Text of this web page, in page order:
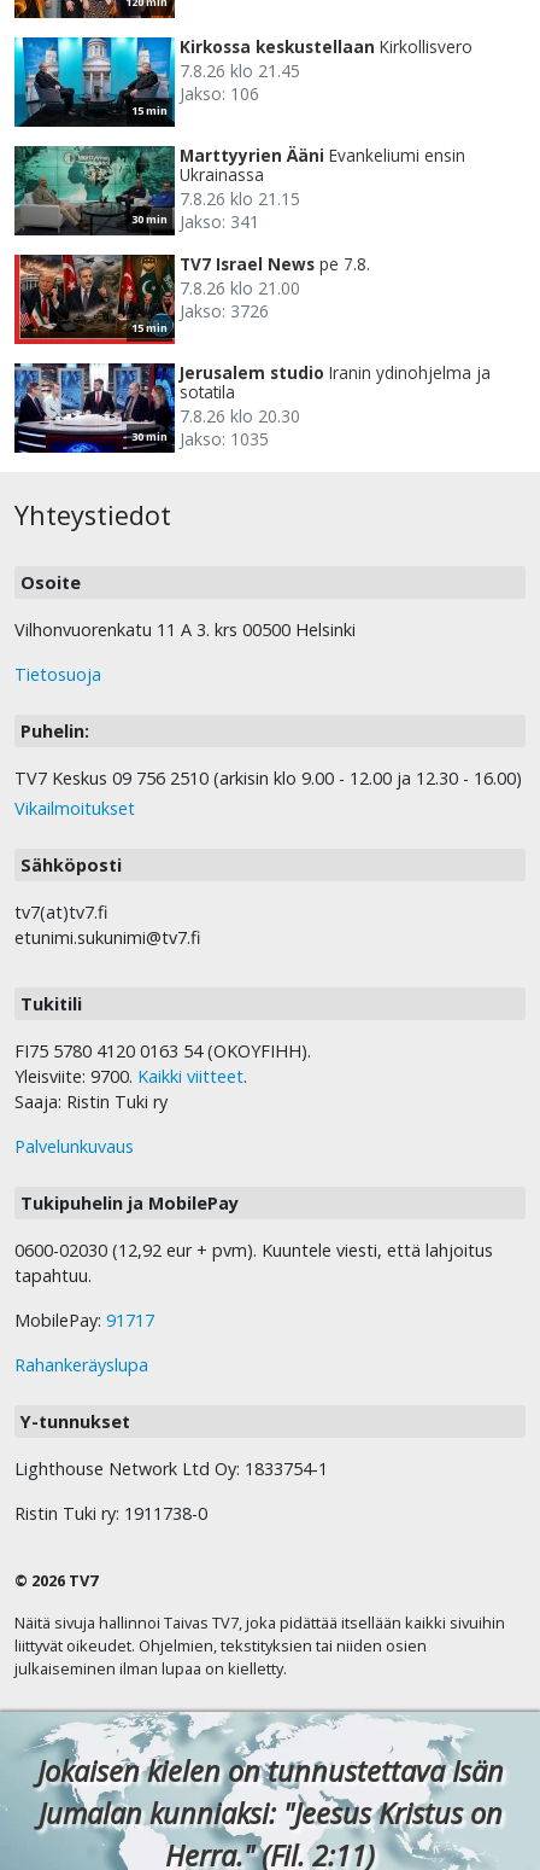
15 min
Kirkossa keskustellaan Kirkollisvero
7.8.26 klo 21.45
Jakso: 106
30 min
Marttyyrien Ääni Evankeliumi ensin
Ukrainassa
7.8.26 klo 21.15
Jakso: 341
15 min
TV7 Israel News pe 7.8.
7.8.26 klo 21.00
Jakso: 3726
30 min
Jerusalem studio Iranin ydinohjelma ja
sotatila
7.8.26 klo 20.30
Jakso: 1035
Yhteystiedot
Osoite
Vilhonvuorenkatu 11 A 3. krs 00500 Helsinki
Tietosuoja
Puhelin:
TV7 Keskus 09 756 2510 (arkisin klo 9.00 - 12.00 ja 12.30 - 16.00)
Vikailmoitukset
Sähköposti
tv7(at)tv7.fi
etunimi.sukunimi@tv7.fi
Tukitili
FI75 5780 4120 0163 54 (OKOYFIHH).
Yleisviite: 9700. Kaikki viitteet.
Saaja: Ristin Tuki ry
Palvelunkuvaus
Tukipuhelin ja MobilePay
0600-02030 (12,92 eur + pvm). Kuuntele viesti, että lahjoitus
tapahtuu.
MobilePay: 91717
Rahankeräyslupa
Y-tunnukset
Lighthouse Network Ltd Oy: 1833754-1
Ristin Tuki ry: 1911738-0
© 2026 TV7
Näitä sivuja hallinnoi Taivas TV7, joka pidättää itsellään kaikki sivuihin
liittyvät oikeudet. Ohjelmien, tekstityksien tai niiden osien
julkaiseminen ilman lupaa on kielletty.
Jokaisen kielen on tunnustettava Isän
Jumalan kunniaksi: "Jeesus Kristus on
Herra." (Fil. 2:11)